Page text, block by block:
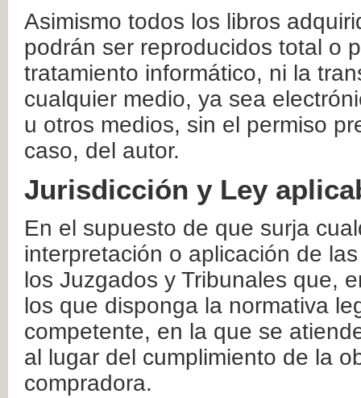
Asimismo todos los libros
podrán ser reproducidos total o
tratamiento informático, ni la
cualquier medio, ya sea
u otros medios, sin el permiso
caso, del autor.
Jurisdicción y Ley
En el supuesto de que surja
interpretación o aplicación de
los Juzgados y Tribunales que,
los que disponga la normativa
competente, en la que se
al lugar del cumplimiento de la
compradora.